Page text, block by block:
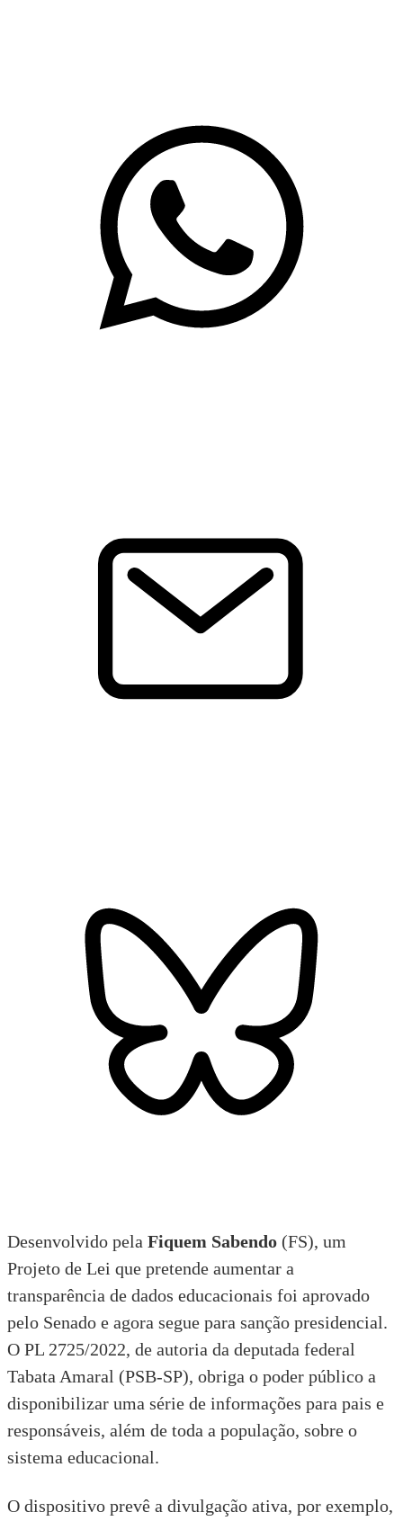
Desenvolvido pela Fiquem Sabendo (FS), um
Projeto de Lei que pretende aumentar a
transparência de dados educacionais foi aprovado
pelo Senado e agora segue para sanção presidencial.
O PL 2725/2022, de autoria da deputada federal
Tabata Amaral (PSB-SP), obriga o poder público a
disponibilizar uma série de informações para pais e
responsáveis, além de toda a população, sobre o
sistema educacional.
O dispositivo prevê a divulgação ativa, por exemplo,